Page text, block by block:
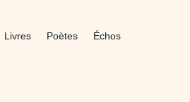
Livres Poètes Échos